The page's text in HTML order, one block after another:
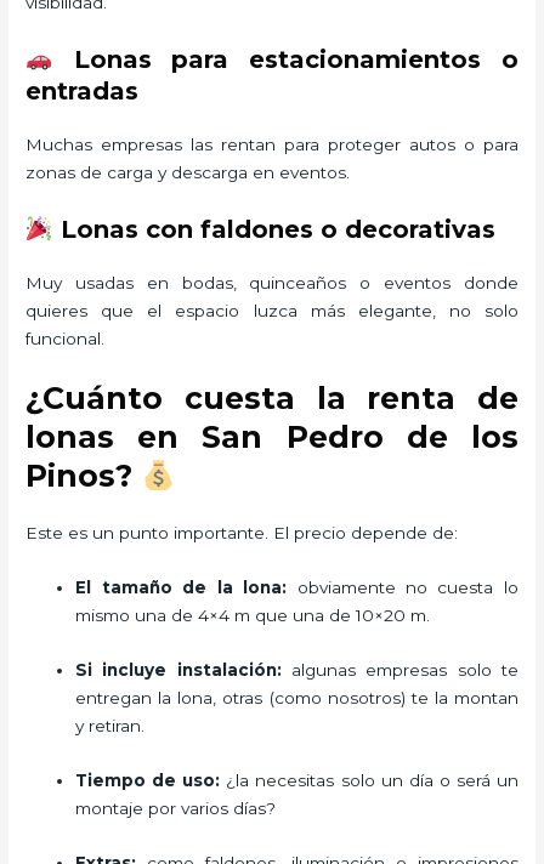
Lonas para estacionamientos o
entradas
Muchas empresas las rentan para proteger autos o para
zonas de carga y descarga en eventos.
Lonas con faldones o decorativas
Muy usadas en bodas, quinceaños o eventos donde
quieres que el espacio luzca más elegante, no solo
funcional.
¿Cuánto cuesta la renta de
lonas en San Pedro de los
Pinos?
Este es un punto importante. El precio depende de:
El tamaño de la lona: obviamente no cuesta lo
mismo una de 4×4 m que una de 10×20 m.
Si incluye instalación:algunas empresas solo te
entregan la lona, otras (como nosotros) te la montan
y retiran.
Tiempo de uso: ¿la necesitas solo un día o será un
montaje por varios días?